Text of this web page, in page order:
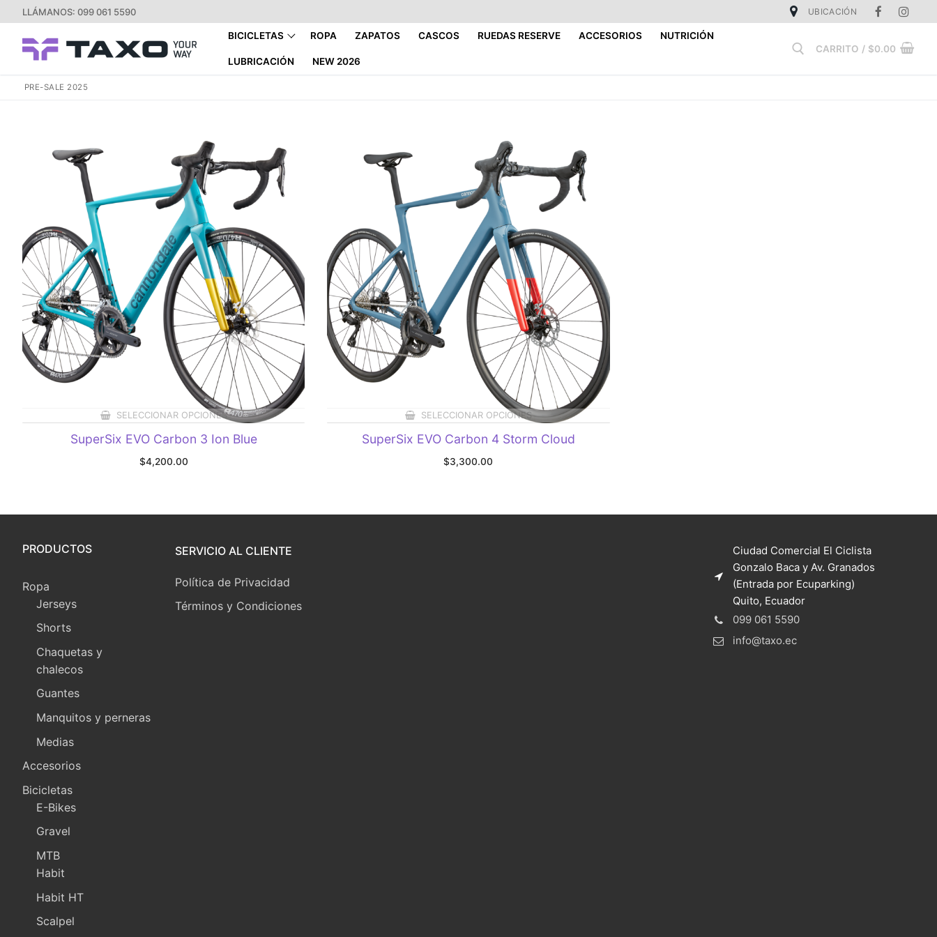
al
contenido
LLÁMANOS: 099 061 5590 UBICACIÓN
BICICLETAS ROPA ZAPATOS CASCOS RUEDAS RESERVE ACCESORIOS NUTRICIÓN
LUBRICACIÓN NEW 2026
CARRITO / $0.00
PRE-SALE 2025
SELECCIONAR OPCIONES
SuperSix EVO Carbon 3 Ion Blue
$4,200.00
SELECCIONAR OPCIONES
SuperSix EVO Carbon 4 Storm Cloud
$3,300.00
PRODUCTOS
Ropa
Jerseys
Shorts
Chaquetas y
chalecos
Guantes
Manquitos y perneras
Medias
Accesorios
Bicicletas
E-Bikes
Gravel
MTB
Habit
Habit HT
Scalpel
SERVICIO AL CLIENTE
Política de Privacidad
Términos y Condiciones
Ciudad Comercial El Ciclista
Gonzalo Baca y Av. Granados
(Entrada por Ecuparking)
Quito, Ecuador
099 061 5590
info@taxo.ec